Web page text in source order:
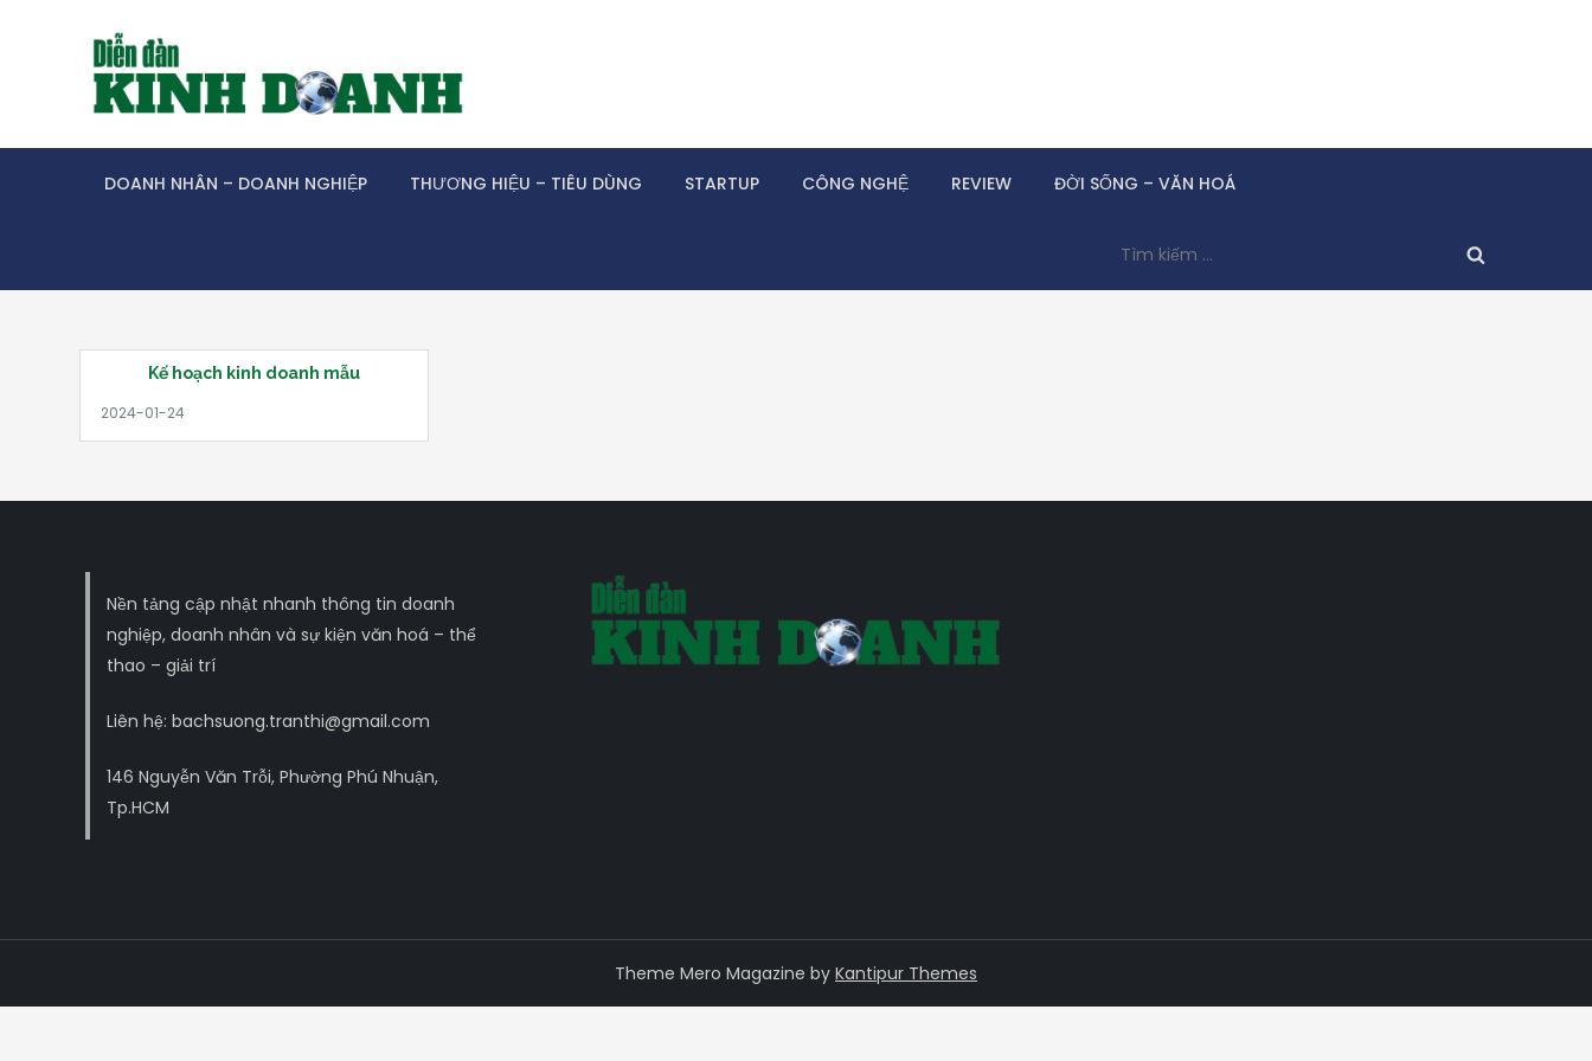
DOANH NHÂN – DOANH NGHIỆP THƯƠNG HIỆU – TIÊU DÙNG STARTUP CÔNG NGHỆ REVIEW ĐỜI SỐNG – VĂN HOÁ
kiếm
cho:
Kế hoạch kinh doanh mẫu
Nền tảng cập nhật nhanh thông tin doanh
nghiệp, doanh nhân và sự kiện văn hoá – thể
thao – giải trí
Liên hệ: bachsuong.tranthi@gmail.com
146 Nguyễn Văn Trỗi, Phường Phú Nhuận,
Tp.HCM
Theme Mero Magazine by Kantipur Themes